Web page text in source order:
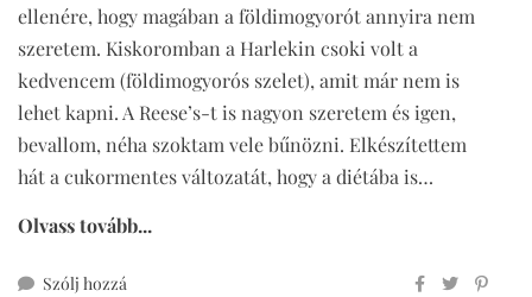
ellenére, hogy magában a földimogyorót annyira nem
szeretem. Kiskoromban a Harlekin csoki volt a
kedvencem (földimogyorós szelet), amit már nem is
lehet kapni. A Reese’s-t is nagyon szeretem és igen,
bevallom, néha szoktam vele bűnözni. Elkészítettem
hát a cukormentes változatát, hogy a diétába is…
Olvass tovább...
Szólj hozzá